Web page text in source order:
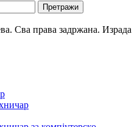
Сва права задржана. Израда